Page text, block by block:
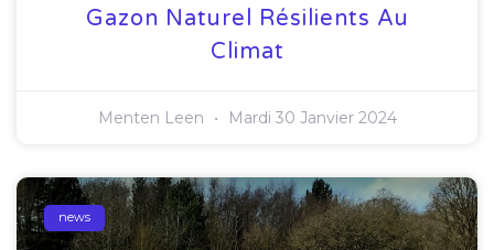
Gazon Naturel Résilients Au
Climat
Menten Leen Mardi 30 Janvier 2024
news